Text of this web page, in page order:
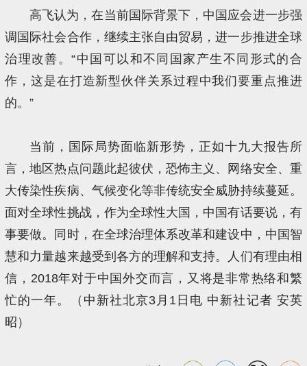
高飞认为，在当前国际背景下，中国应会进一步强
调国际社会合作，继续主张自由贸易，进一步推进全球
治理改善。“中国可以和不同国家产生不同形式的合
作，这是在打造新型伙伴关系过程中我们要重点推进
的。”
当前，国际局势面临新形势，正如十九大报告所
言，地区热点问题此起彼伏，恐怖主义、网络安全、重
大传染性疾病、气候变化等非传统安全威胁持续蔓延。
面对全球性挑战，作为全球性大国，中国有话要说，有
事要做。同时，在全球治理体系改革和建设中，中国智
慧和力量越来越受到各方的理解和支持。人们有理由相
信，2018年对于中国外交而言，又将是非常热络和繁
忙的一年。（中新社北京3月1日电 中新社记者 安英
昭）